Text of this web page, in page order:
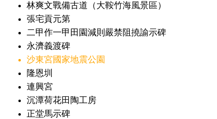
林爽文戰備古道（大鞍竹海風景區）
張宅貢元第
二甲作一甲田園減則嚴禁阻撓諭示碑
永濟義渡碑
沙東宮國家地震公園
隆恩圳
連興宮
沉潭荷花田陶工房
正堂馬示碑